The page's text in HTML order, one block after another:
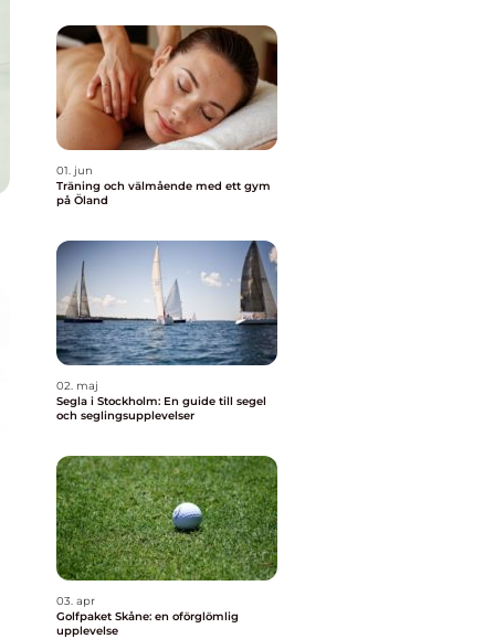
01. jun
Träning och välmående med ett gym
på Öland
02. maj
Segla i Stockholm: En guide till segel
och seglingsupplevelser
03. apr
Golfpaket Skåne: en oförglömlig
upplevelse